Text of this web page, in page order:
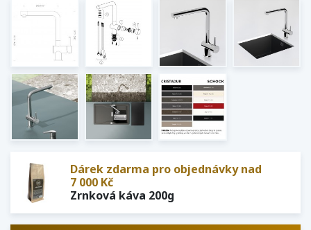
Dárek zdarma pro objednávky nad
7 000 Kč
Zrnková káva 200g